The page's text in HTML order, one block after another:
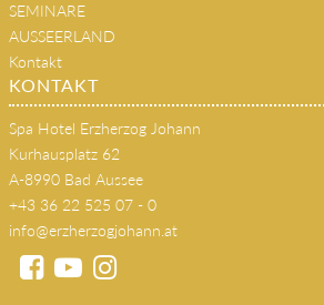
SEMINARE
AUSSEERLAND
Kontakt
KONTAKT
Spa Hotel Erzherzog Johann
Kurhausplatz 62
A-8990 Bad Aussee
+43 36 22 525 07 - 0
info@erzherzogjohann.at